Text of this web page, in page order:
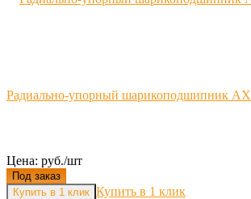
Радиально-упорный шарикоподшипник
Цена: руб./шт
Под заказ
Купить в 1 клик